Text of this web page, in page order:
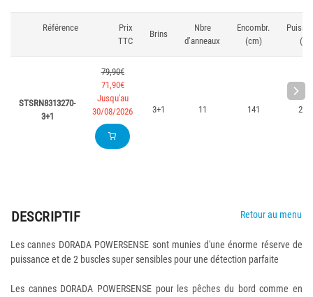
Référence
Prix
TTC
Brins
Nbre
d’anneaux
Encombr.
(cm)
(g)
STSRN8313270-
3+1
79,90€
71,90€
Jusqu'au
30/08/2026
3+1 11 141 250
DESCRIPTIF Retour au menu
Les cannes DORADA POWERSENSE sont munies d'une énorme réserve de
puissance et de 2 buscles super sensibles pour une détection parfaite
Les cannes DORADA POWERSENSE pour les pêches du bord comme en